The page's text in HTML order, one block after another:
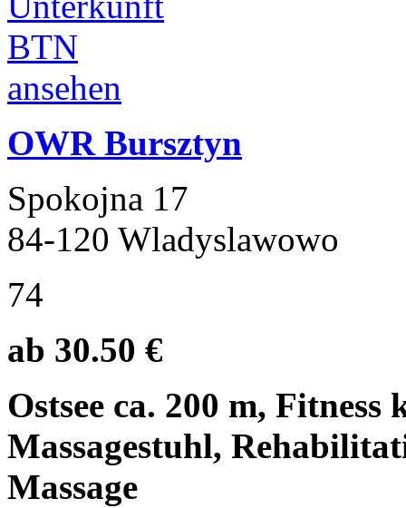
OWR Bursztyn
Spokojna 17
84-120 Wladyslawowo
74
ab 30.50 €
Ostsee ca. 200 m,
Massagestuhl,
Massage